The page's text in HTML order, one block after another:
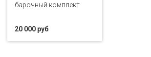
барочный комплект
20 000 руб